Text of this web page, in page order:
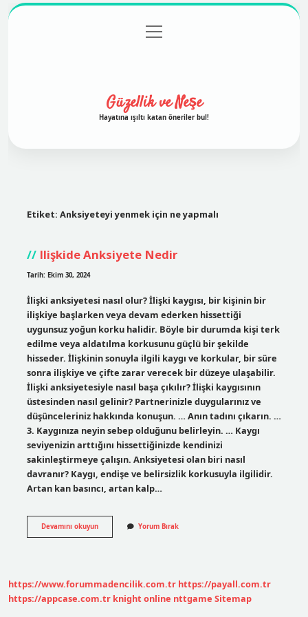
Gizlilik Politikası
menüyü
aç
Güzellik ve Neşe
Hayatına ışıltı katan öneriler bul!
Etiket: Anksiyeteyi yenmek için ne yapmalı
Ilişkide Anksiyete Nedir
Tarih: Ekim 30, 2024
İlişki anksiyetesi nasıl olur? İlişki kaygısı, bir kişinin bir
ilişkiye başlarken veya devam ederken hissettiği
uygunsuz yoğun korku halidir. Böyle bir durumda kişi terk
edilme veya aldatılma korkusunu güçlü bir şekilde
hisseder. İlişkinin sonuyla ilgili kaygı ve korkular, bir süre
sonra ilişkiye ve çifte zarar verecek bir düzeye ulaşabilir.
İlişki anksiyetesiyle nasıl başa çıkılır? İlişki kaygısının
üstesinden nasıl gelinir? Partnerinizle duygularınız ve
düşünceleriniz hakkında konuşun. … Anın tadını çıkarın. …
3. Kaygınıza neyin sebep olduğunu belirleyin. … Kaygı
seviyenizin arttığını hissettiğinizde kendinizi
sakinleştirmeye çalışın. Anksiyetesi olan biri nasıl
davranır? Kaygı, endişe ve belirsizlik korkusuyla ilgilidir.
Artan kan basıncı, artan kalp…
Devamını okuyunIlişkide
Anksiyete
Yorum Bırak
https://www.forummadencilik.com.tr https://payall.com.tr
https://appcase.com.tr knight online nttgame Sitemap